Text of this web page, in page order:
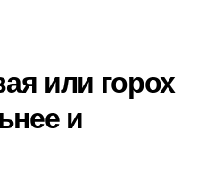
или горох
и